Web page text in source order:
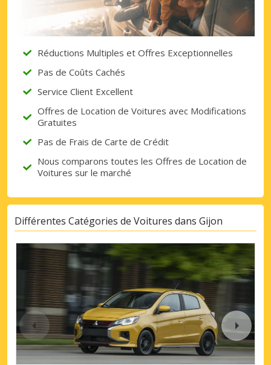
Réductions Multiples et Offres Exceptionnelles
Pas de Coûts Cachés
Service Client Excellent
Offres de Location de Voitures avec Modifications
Gratuites
Pas de Frais de Carte de Crédit
Nous comparons toutes les Offres de Location de
Voitures sur le marché
Différentes Catégories de Voitures dans Gijon